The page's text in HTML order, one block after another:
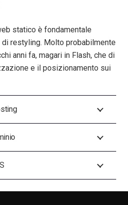
statico è fondamentale
restyling. Molto probabilmente
anni fa, magari in Flash, che di
e il posizionamento sui